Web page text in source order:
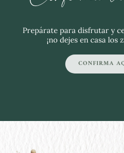
Prepárate para disfrutar y
¡no dejes en casa los
CONFIRMA